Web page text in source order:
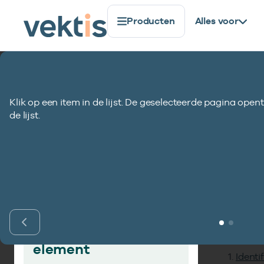
Producten Alles voor
Datum geboorte
Vind gegevens­
element
Klik op een item in de lijst. De geselecteerde pagina
de lijst.